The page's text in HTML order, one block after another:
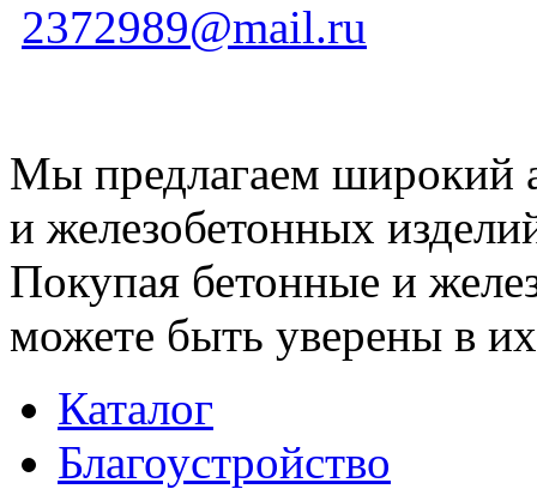
2372989@mail.ru
Мы предлагаем широкий
и железобетонных
Покупая бетонные и
можете быть уверены в их
Каталог
Благоустройство